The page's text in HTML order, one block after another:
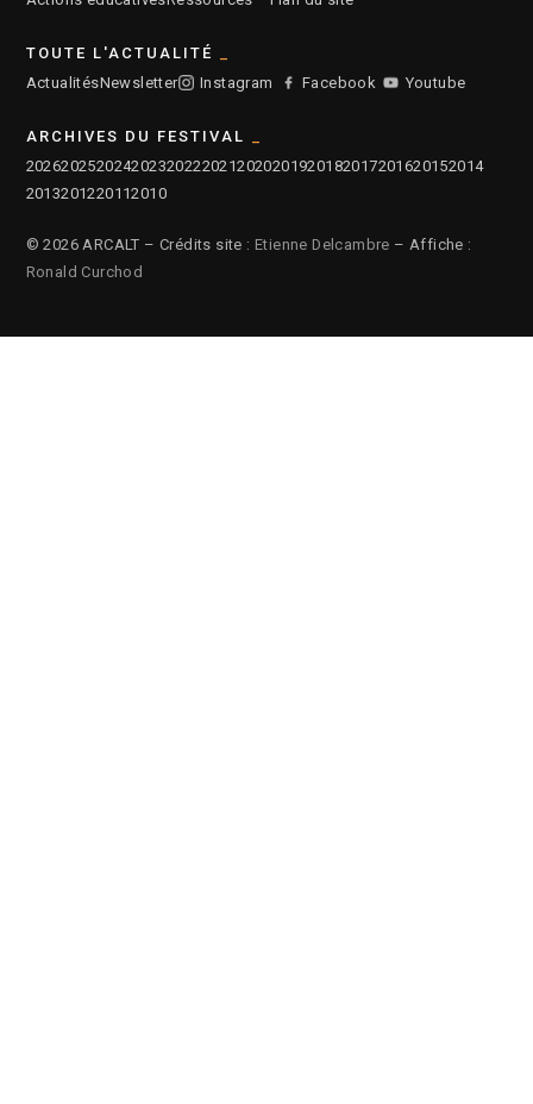
TOUTE L'ACTUALITÉ
ActualitésNewsletter Instagram Facebook Youtube
ARCHIVES DU FESTIVAL
2026202520242023202220212020201920182017201620152014
2013201220112010
© 2026 ARCALT – Crédits site : Etienne Delcambre – Affiche :
Ronald Curchod